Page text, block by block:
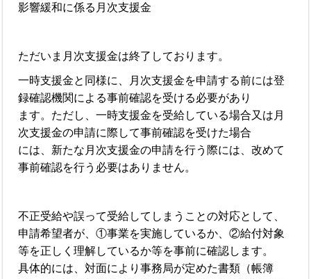
影響緩和に係る月次支援金
ただいま月次支援金は終了しております。
一時支援金と同様に、月次支援金を申請する前には登
録確認機関による事前確認を受ける必要があり
ます。ただし、一時支援金を受給している場合又は月
次支援金の申請に際して事前確認を受けた場合
には、新たな月次支援金の申請を行う際には、改めて
事前確認を行う必要はありません。
不正受給や誤って受給してしまうことの対応として、
申請希望者が、①事業を実施しているか、②給付対象
等を正しく理解しているか等を事前に確認します。
具体的には、対面により事務局が定めた書類（帳簿